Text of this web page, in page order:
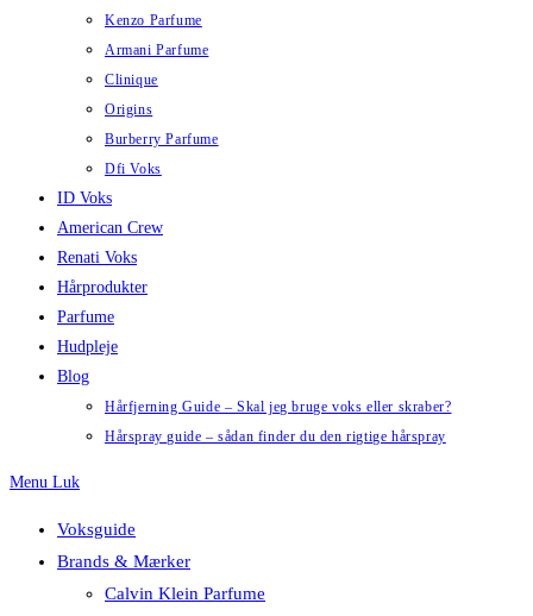
Kenzo Parfume
Armani Parfume
Clinique
Origins
Burberry Parfume
Dfi Voks
ID Voks
American Crew
Renati Voks
Hårprodukter
Parfume
Hudpleje
Blog
Hårfjerning Guide – Skal jeg bruge voks eller skraber?
Hårspray guide – sådan finder du den rigtige hårspray
Menu Luk
Voksguide
Brands & Mærker
Calvin Klein Parfume